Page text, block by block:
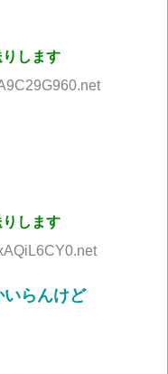
します
します
らんけど